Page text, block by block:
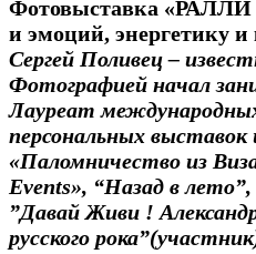
Фотовыставка «РАЛЛИ
и эмоций, энергетику и
Сергей Поливец –
Фотографией начал
Лауреат
персональных
«Паломничество из
Events», “Назад в
”Давай Живи !
русского